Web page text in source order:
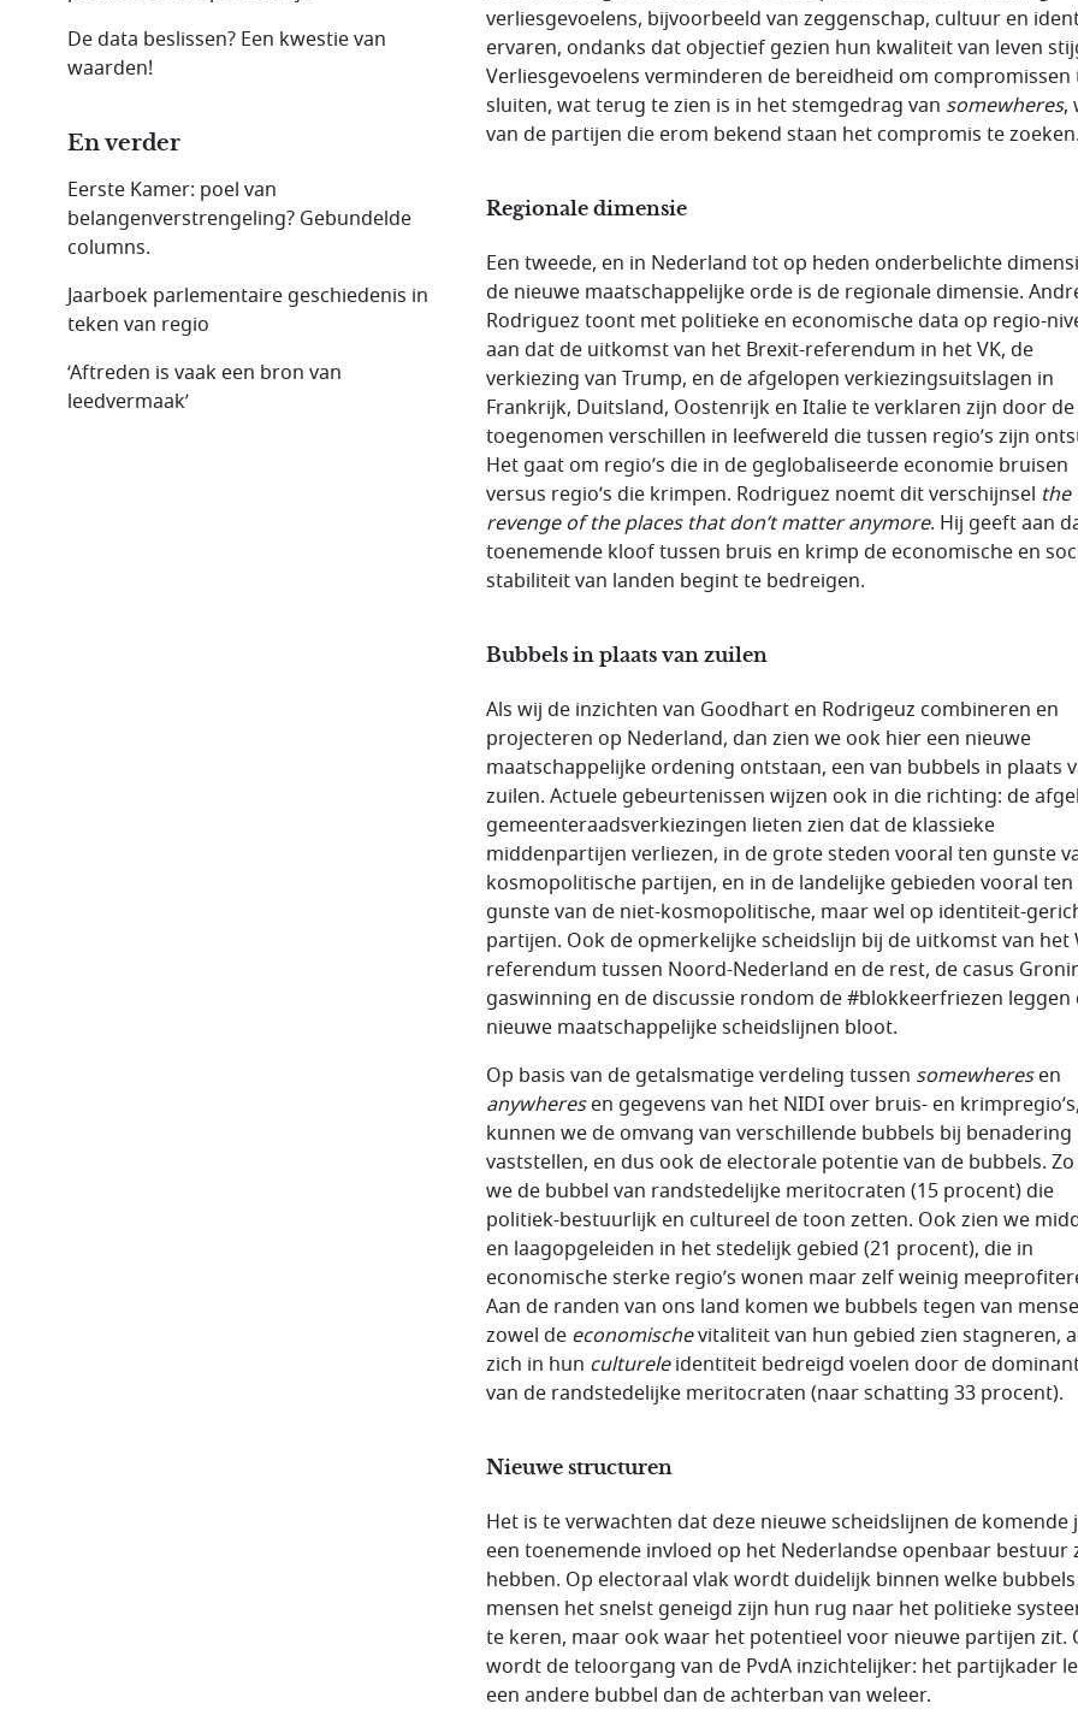
verliesgevoelens, bijvoorbeeld van zeggenschap, cultuur en
ervaren, ondanks dat objectief gezien hun kwaliteit van leven
Verliesgevoelens verminderen de bereidheid om compromissen
sluiten, wat terug te zien is in het stemgedrag van somewheres,
van de partijen die erom bekend staan het compromis te zoeken.
Regionale dimensie
Een tweede, en in Nederland tot op heden onderbelichte
de nieuwe maatschappelijke orde is de regionale dimensie.
Rodriguez toont met politieke en economische data op regio-
aan dat de uitkomst van het Brexit-referendum in het VK, de
verkiezing van Trump, en de afgelopen verkiezingsuitslagen in
Frankrijk, Duitsland, Oostenrijk en Italie te verklaren zijn door de
toegenomen verschillen in leefwereld die tussen regio’s zijn
Het gaat om regio’s die in de geglobaliseerde economie bruisen
versus regio’s die krimpen. Rodriguez noemt dit verschijnsel the
revenge of the places that don’t matter anymore. Hij geeft aan
toenemende kloof tussen bruis en krimp de economische en
stabiliteit van landen begint te bedreigen.
Bubbels in plaats van zuilen
Als wij de inzichten van Goodhart en Rodrigeuz combineren en
projecteren op Nederland, dan zien we ook hier een nieuwe
maatschappelijke ordening ontstaan, een van bubbels in plaats
zuilen. Actuele gebeurtenissen wijzen ook in die richting: de
gemeenteraadsverkiezingen lieten zien dat de klassieke
middenpartijen verliezen, in de grote steden vooral ten gunste
kosmopolitische partijen, en in de landelijke gebieden vooral ten
gunste van de niet-kosmopolitische, maar wel op identiteit-
partijen. Ook de opmerkelijke scheidslijn bij de uitkomst van het
referendum tussen Noord-Nederland en de rest, de casus
gaswinning en de discussie rondom de #blokkeerfriezen leggen
nieuwe maatschappelijke scheidslijnen bloot.
Op basis van de getalsmatige verdeling tussen somewheresen
anywheresen gegevens van het NIDI over bruis- en krimpregio’s,
kunnen we de omvang van verschillende bubbels bij benadering
vaststellen, en dus ook de electorale potentie van de bubbels. Zo
we de bubbel van randstedelijke meritocraten (15 procent) die
politiek-bestuurlijk en cultureel de toon zetten. Ook zien we
en laagopgeleiden in het stedelijk gebied (21 procent), die in
economische sterke regio’s wonen maar zelf weinig
Aan de randen van ons land komen we bubbels tegen van
zowel de economischevitaliteit van hun gebied zien stagneren,
zich in hun cultureleidentiteit bedreigd voelen door de
van de randstedelijke meritocraten (naar schatting 33 procent).
Nieuwe structuren
Het is te verwachten dat deze nieuwe scheidslijnen de komende
een toenemende invloed op het Nederlandse openbaar bestuur
hebben. Op electoraal vlak wordt duidelijk binnen welke
mensen het snelst geneigd zijn hun rug naar het politieke
te keren, maar ook waar het potentieel voor nieuwe partijen zit.
wordt de teloorgang van de PvdA inzichtelijker: het partijkader
een andere bubbel dan de achterban van weleer.
De data beslissen? Een kwestie van
waarden!
En verder
Eerste Kamer: poel van
belangenverstrengeling? Gebundelde
columns.
Jaarboek parlementaire geschiedenis in
teken van regio
‘Aftreden is vaak een bron van
leedvermaak’